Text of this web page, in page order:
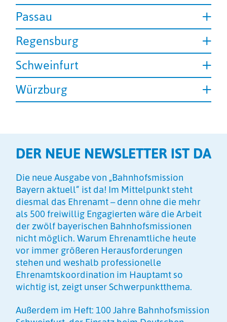
Passau
Regensburg
Schweinfurt
Würzburg
DER NEUE NEWSLETTER IST DA
Die neue Ausgabe von „Bahnhofsmission
Bayern aktuell“ ist da! Im Mittelpunkt steht
diesmal das Ehrenamt – denn ohne die mehr
als 500 freiwillig Engagierten wäre die Arbeit
der zwölf bayerischen Bahnhofsmissionen
nicht möglich. Warum Ehrenamtliche heute
vor immer größeren Herausforderungen
stehen und weshalb professionelle
Ehrenamtskoordination im Hauptamt so
wichtig ist, zeigt unser Schwerpunktthema.
Außerdem im Heft: 100 Jahre Bahnhofsmission